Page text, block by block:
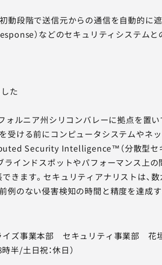
動段階で送信元からの通信を自動的に
）などのセキュリティシステムと
た
ルニア州シリコンバレーに拠点を置
受ける前にコンピュータシステムやネ
Security Intelligence™（分散型セ
インドスポットやパフォーマンス上
きます。セキュリティアナリストは、
例のない侵害検知の時間と精度を達成す
ズ事業本部 セキュリティ事業部 花
半/土日祝：休日）